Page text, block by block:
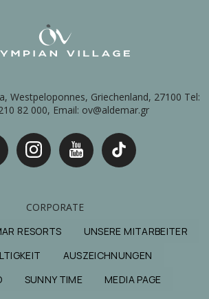
Westpeloponnes, Griechenland, 27100 Tel:
82 000, Email: ov@aldemar.gr
CORPORATE
RESORTS
UNSERE MITARBEITER
AUSZEICHNUNGEN
SUNNY TIME MEDIA PAGE